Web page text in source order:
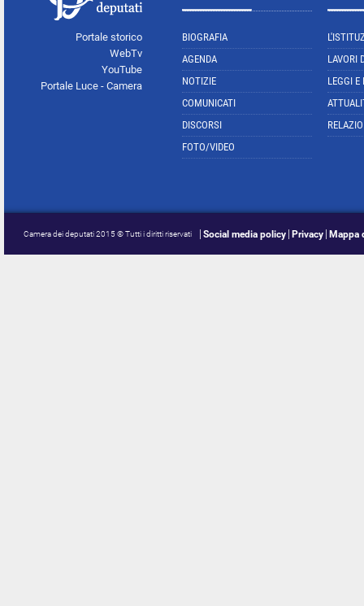
Portale storico
WebTv
YouTube
Portale Luce - Camera
BIOGRAFIA
AGENDA
NOTIZIE
COMUNICATI
DISCORSI
FOTO/VIDEO
LAVORI
LEGGI E
Camera dei deputati 2015 © Tutti i diritti riservati Social media policy Privacy Mappa